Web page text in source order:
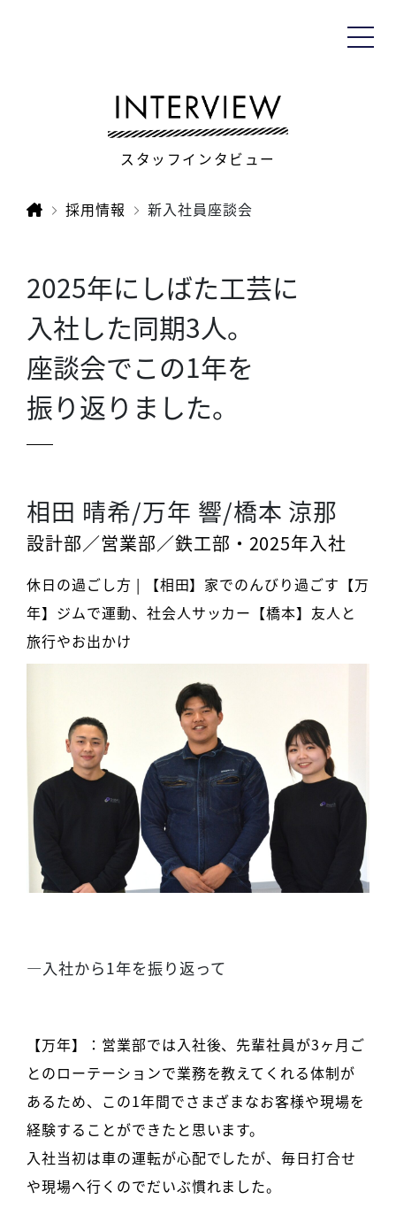
スタッフインタビュー
採用情報 新入社員座談会
2025年にしばた工芸に
入社した同期3人。
座談会でこの1年を
振り返りました。
相田 晴希/万年 響/橋本 涼那
設計部／営業部／鉄工部・2025年入社
休日の過ごし方 | 【相田】家でのんびり過ごす【万
年】ジムで運動、社会人サッカー【橋本】友人と
旅行やお出かけ
―入社から1年を振り返って
【万年】：営業部では入社後、先輩社員が3ヶ月ご
とのローテーションで業務を教えてくれる体制が
あるため、この1年間でさまざまなお客様や現場を
経験することができたと思います。
入社当初は車の運転が心配でしたが、毎日打合せ
や現場へ行くのでだいぶ慣れました。